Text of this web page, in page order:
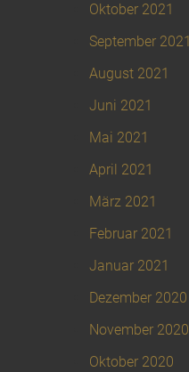
Oktober 2021
September 2021
August 2021
Juni 2021
Mai 2021
April 2021
März 2021
Februar 2021
Januar 2021
Dezember 2020
November 2020
Oktober 2020